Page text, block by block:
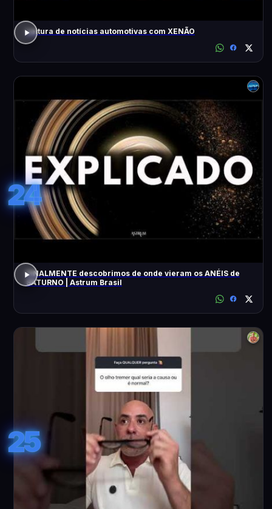
Leitura de notícias automotivas com XENÃO
24
FINALMENTE descobrimos de onde vieram os ANÉIS de
SATURNO | Astrum Brasil
25